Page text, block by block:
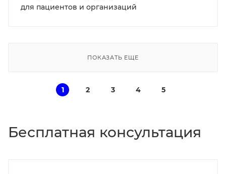
для пациентов и организаций
ПОКАЗАТЬ ЕЩЕ
1 2 3 4 5
Бесплатная консультация